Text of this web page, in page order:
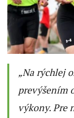
„Na rýchlej
prevýšením
výkony. Pre